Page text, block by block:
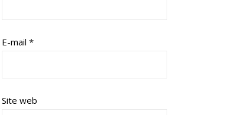
E-mail *
Site web